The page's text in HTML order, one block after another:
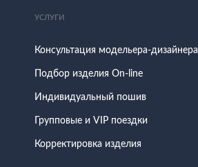
УСЛУГИ
Консультация модельера-дизайнера
Подбор изделия On-line
Индивидуальный пошив
Групповые и VIP поездки
Корректировка изделия